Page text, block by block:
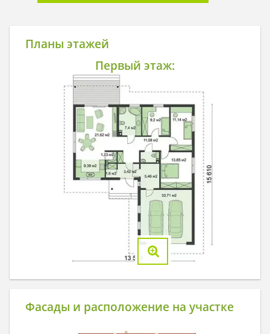
Планы этажей
Первый этаж:
Фасады и расположение на участке